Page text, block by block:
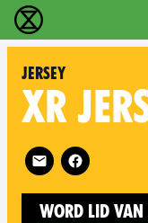
Extinction
Jersey
XR
Follow XR Jersey on
Word lid van